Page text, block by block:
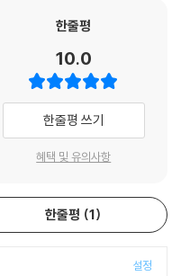
한줄평
10.0
한줄평 쓰기
혜택 및 유의사항
한줄평 1
설정